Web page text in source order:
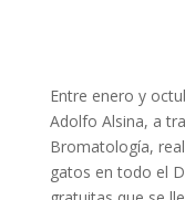
Entre enero y
Adolfo Alsina, a
Bromatología,
gatos en todo el